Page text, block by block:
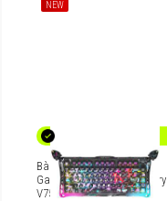
NEW
Bàn phím cơ Magnetic HE
Gaming Gravastar Mercury
V75 Pro Special Edition -